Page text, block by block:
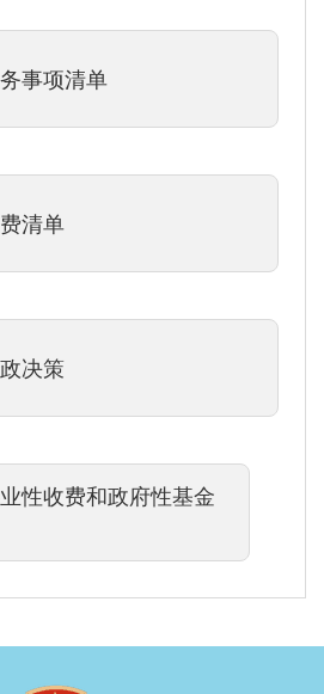
事项清单
清单
决策
性收费和政府性基金